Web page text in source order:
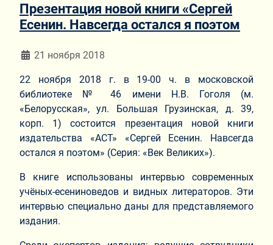
Презентация новой книги «Сергей
Есенин. Навсегда остался я поэтом
Информация о материале
21 ноября 2018
22 ноября 2018 г. в 19-00 ч. в московской
библиотеке № 46 имени Н.В. Гоголя (м.
«Белорусская», ул. Большая Грузинская, д. 39,
корп. 1) состоится презентация новой книги
издательства «АСТ» «Сергей Есенин. Навсегда
остался я поэтом» (Серия: «Век Великих»).
В книге использованы интервью современных
учёных-есениноведов и видных литераторов. Эти
интервью специально даны для представляемого
издания.